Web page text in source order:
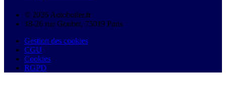
© 2026 Autobutler.fr
18-26 rue Goubet, 75019 Paris
Gestion des cookies
CGU
Cookies
RGPD